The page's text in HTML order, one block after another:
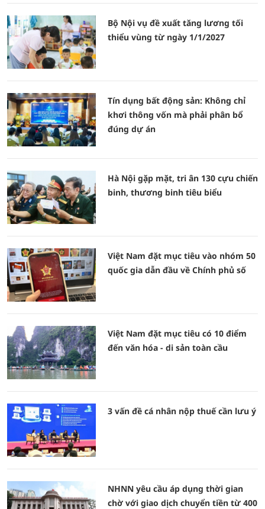
Bộ Nội vụ đề xuất tăng lương tối
thiểu vùng từ ngày 1/1/2027
Tín dụng bất động sản: Không chỉ
khơi thông vốn mà phải phân bổ
đúng dự án
Hà Nội gặp mặt, tri ân 130 cựu chiến
binh, thương binh tiêu biểu
Việt Nam đặt mục tiêu vào nhóm 50
quốc gia dẫn đầu về Chính phủ số
Việt Nam đặt mục tiêu có 10 điểm
đến văn hóa - di sản toàn cầu
3 vấn đề cá nhân nộp thuế cần lưu ý
NHNN yêu cầu áp dụng thời gian
chờ với giao dịch chuyển tiền từ 400